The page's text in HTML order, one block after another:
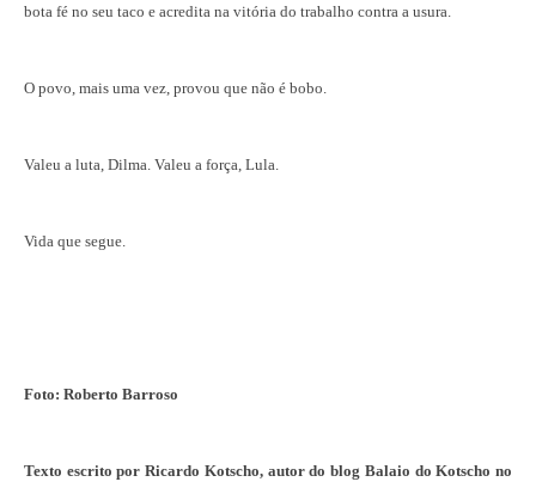
bota fé no seu taco e acredita na vitória do trabalho contra a usura.
O povo, mais uma vez, provou que não é bobo.
Valeu a luta, Dilma. Valeu a força, Lula.
Vida que segue.
Foto: Roberto Barroso
Texto escrito por Ricardo Kotscho, autor do blog Balaio do Kotscho no